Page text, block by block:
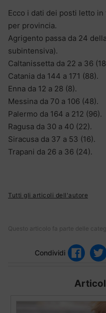
Ecco i dati dei posti letto
per provincia.
Agrigento passa da 24
subintensiva).
Caltanissetta da 22 a 36
Catania da 144 a 171 (88).
Enna da 12 a 28 (8).
Messina da 70 a 106 (48).
Palermo da 164 a 212 (96).
Ragusa da 30 a 40 (22).
Siracusa da 37 a 53 (16).
Trapani da 26 a 36 (24).
Tutti gli articoli dell'autore
Questo articolo fa parte delle
Condividi